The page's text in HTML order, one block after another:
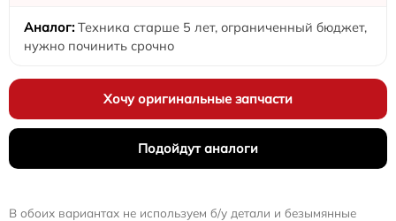
Техника старше 5 лет, ограниченный бюджет,
нужно починить срочно
Хочу оригинальные запчасти
Подойдут аналоги
В обоих вариантах не используем б/у детали и безымянные